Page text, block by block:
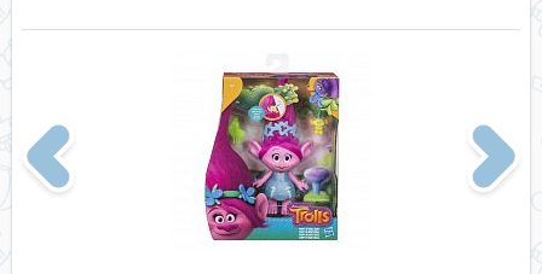
Previous Next